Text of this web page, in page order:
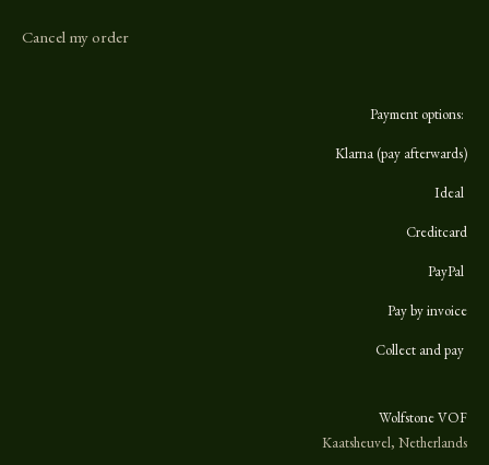
Cancel my order
Payment options:
Klarna (pay afterwards)
Ideal
Creditcard
PayPal
Pay by invoice
Collect and pay
Wolfstone VOF
Kaatsheuvel, Netherlands